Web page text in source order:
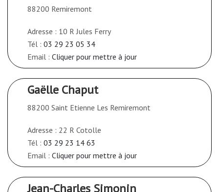
88200 Remiremont
Adresse : 10 R Jules Ferry
Tél : 03 29 23 05 34
Email : Cliquer pour mettre à jour
Gaëlle Chaput
88200 Saint Etienne Les Remiremont
Adresse : 22 R Cotolle
Tél : 03 29 23 14 63
Email : Cliquer pour mettre à jour
Jean-Charles Simonin